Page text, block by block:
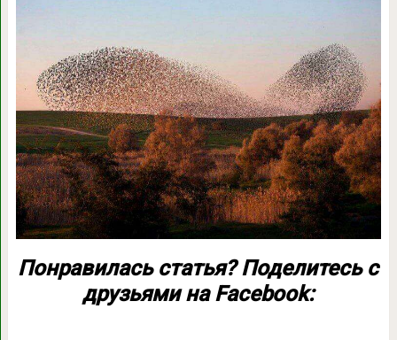
Понравилась статья? Поделитесь с
друзьями на Facebook: